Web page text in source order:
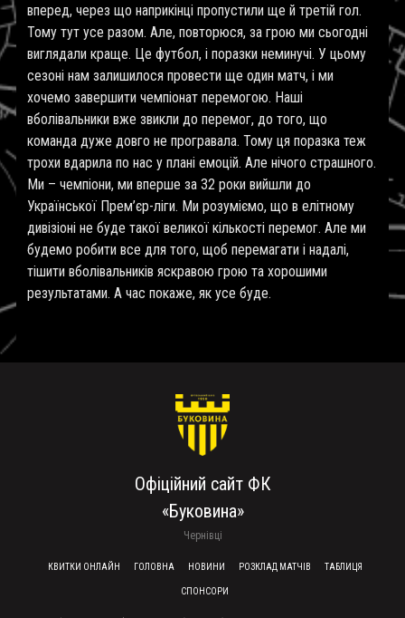
вперед, через що наприкінці пропустили ще й третій гол.
Тому тут усе разом. Але, повторюся, за грою ми сьогодні
виглядали краще. Це футбол, і поразки неминучі. У цьому
сезоні нам залишилося провести ще один матч, і ми
хочемо завершити чемпіонат перемогою. Наші
вболівальники вже звикли до перемог, до того, що
команда дуже довго не програвала. Тому ця поразка теж
трохи вдарила по нас у плані емоцій. Але нічого страшного.
Ми – чемпіони, ми вперше за 32 роки вийшли до
Української Прем’єр-ліги. Ми розуміємо, що в елітному
дивізіоні не буде такої великої кількості перемог. Але ми
будемо робити все для того, щоб перемагати і надалі,
тішити вболівальників яскравою грою та хорошими
результатами. А час покаже, як усе буде.
Офіційний сайт ФК
«Буковина»
Чернівці
FOOTER MENU
КВИТКИ ОНЛАЙН ГОЛОВНА НОВИНИ РОЗКЛАД МАТЧІВ ТАБЛИЦЯ
СПОНСОРИ